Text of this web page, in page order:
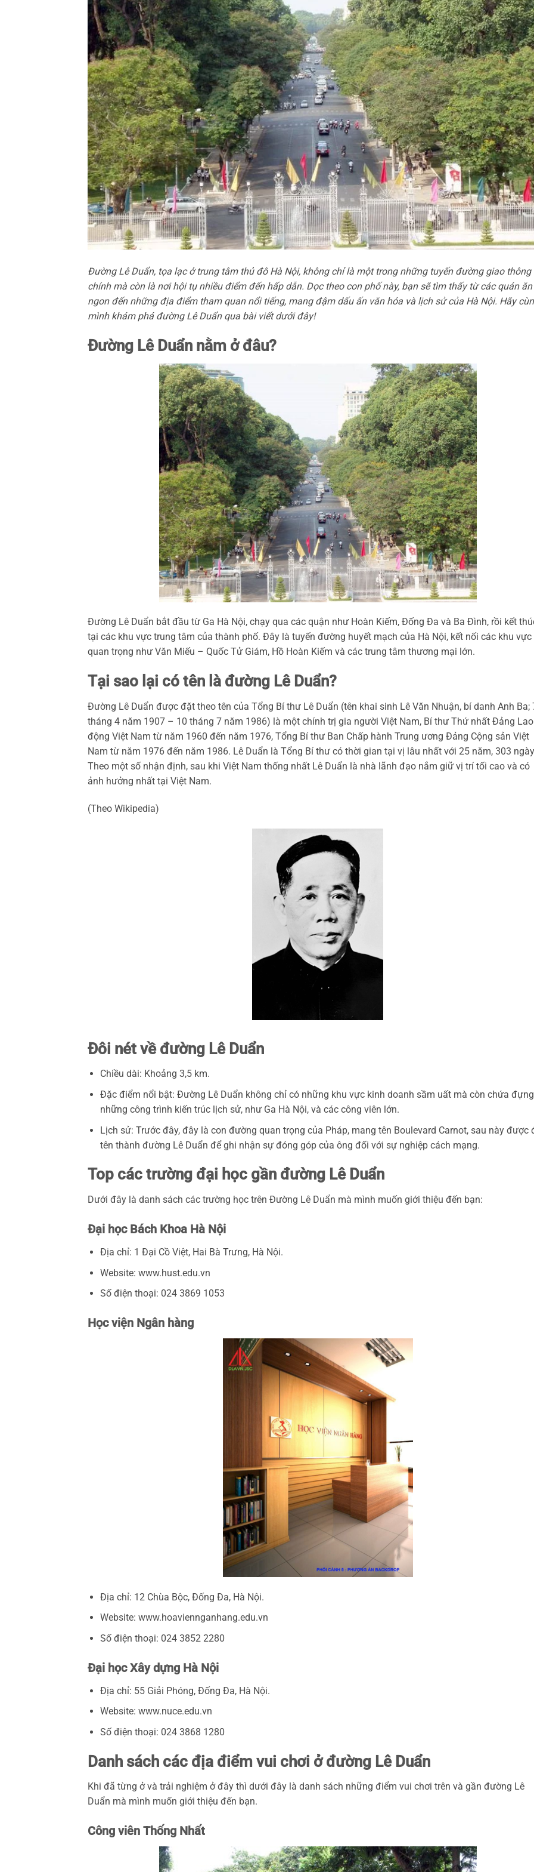
Đường Lê Duẩn, tọa lạc ở trung tâm thủ đô Hà Nội, không chỉ là một trong những tuyến đường giao thông
chính mà còn là nơi hội tụ nhiều điểm đến hấp dẫn. Dọc theo con phố này, bạn sẽ tìm thấy từ các quán ăn
ngon đến những địa điểm tham quan nổi tiếng, mang đậm dấu ấn văn hóa và lịch sử của Hà Nội. Hãy
mình khám phá đường Lê Duẩn qua bài viết dưới đây!
Đường Lê Duẩn nằm ở đâu?
Đường Lê Duẩn bắt đầu từ Ga Hà Nội, chạy qua các quận như Hoàn Kiếm, Đống Đa và Ba Đình, rồi kết
tại các khu vực trung tâm của thành phố. Đây là tuyến đường huyết mạch của Hà Nội, kết nối các khu vực
quan trọng như Văn Miếu – Quốc Tử Giám, Hồ Hoàn Kiếm và các trung tâm thương mại lớn.
Tại sao lại có tên là đường Lê Duẩn?
Đường Lê Duẩn được đặt theo tên của Tổng Bí thư Lê Duẩn (tên khai sinh Lê Văn Nhuận, bí danh Anh Ba;
tháng 4 năm 1907 – 10 tháng 7 năm 1986) là một chính trị gia người Việt Nam, Bí thư Thứ nhất Đảng Lao
động Việt Nam từ năm 1960 đến năm 1976, Tổng Bí thư Ban Chấp hành Trung ương Đảng Cộng sản Việt
Nam từ năm 1976 đến năm 1986. Lê Duẩn là Tổng Bí thư có thời gian tại vị lâu nhất với 25 năm, 303
Theo một số nhận định, sau khi Việt Nam thống nhất Lê Duẩn là nhà lãnh đạo nắm giữ vị trí tối cao và có
ảnh hưởng nhất tại Việt Nam.
(Theo Wikipedia)
Đôi nét về đường Lê Duẩn
Chiều dài: Khoảng 3,5 km.
Đặc điểm nổi bật: Đường Lê Duẩn không chỉ có những khu vực kinh doanh sầm uất mà còn chứa đựng
những công trình kiến trúc lịch sử, như Ga Hà Nội, và các công viên lớn.
Lịch sử: Trước đây, đây là con đường quan trọng của Pháp, mang tên Boulevard Carnot, sau này được
tên thành đường Lê Duẩn để ghi nhận sự đóng góp của ông đối với sự nghiệp cách mạng.
Top các trường đại học gần đường Lê Duẩn
Dưới đây là danh sách các trường học trên Đường Lê Duẩn mà mình muốn giới thiệu đến bạn:
Đại học Bách Khoa Hà Nội
Địa chỉ: 1 Đại Cồ Việt, Hai Bà Trưng, Hà Nội.
Website: www.hust.edu.vn
Số điện thoại: 024 3869 1053
Học viện Ngân hàng
Địa chỉ: 12 Chùa Bộc, Đống Đa, Hà Nội.
Website: www.hoaviennganhang.edu.vn
Số điện thoại: 024 3852 2280
Đại học Xây dựng Hà Nội
Địa chỉ: 55 Giải Phóng, Đống Đa, Hà Nội.
Website: www.nuce.edu.vn
Số điện thoại: 024 3868 1280
Danh sách các địa điểm vui chơi ở đường Lê Duẩn
Khi đã từng ở và trải nghiệm ở đây thì dưới đây là danh sách những điểm vui chơi trên và gần đường Lê
Duẩn mà mình muốn giới thiệu đến bạn.
Công viên Thống Nhất